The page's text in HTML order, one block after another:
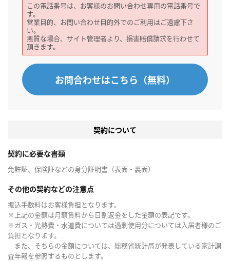
この電話番号は、お客様のお問い合わせ専用の電話番号で
す。
営業目的、お問い合わせ目的外でのご利用はご遠慮下さ
い。
悪質な場合、サイト管理者より、損害賠償請求を行わせて
頂きます。
お問合わせはこちら（無料）
契約について
契約に必要な書類
免許証、保険証などの身分証明書（表面・裏面）
その他の契約などの注意点
振込手数料はお客様負担となります。
※上記の金額は月額賃料から日割返金をした金額の表記です。
※ガス・光熱費・水道費については過剰使用分については入居者様のご
負担となります。
また、そちらの金額については、総務省統計局が発表している家計調
査年報を参照するものとします。